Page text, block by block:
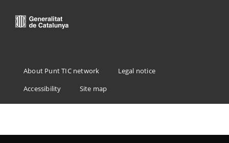
Menu
Footer
About Punt TIC network
Legal notice
Accessibility
Site map